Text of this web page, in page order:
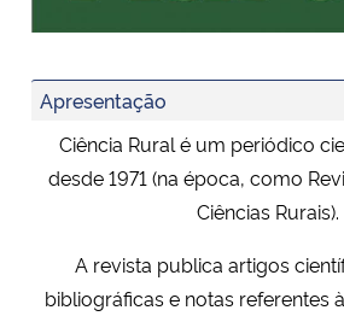
Ministério da Saúde
Ministério de Minas e Energia
Ministério da Ciência, Tecnologia, Inovações e
Ministério do Meio Ambiente
Apresentação
Ciência Rural é um periódico
desde 1971 (na época, como
Ciências Rurais).
A revista publica artigos
bibliográficas e notas referentes